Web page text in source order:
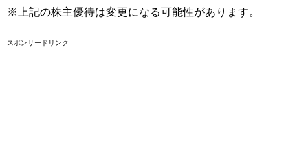
※上記の株主優待は変更になる可能性があります。
スポンサードリンク